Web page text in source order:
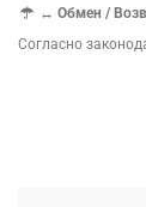
↔Обмен /
Согласно